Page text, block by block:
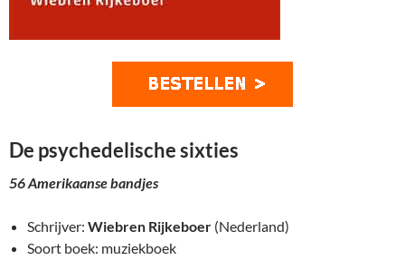
De psychedelische sixties
56 Amerikaanse bandjes
Schrijver: Wiebren Rijkeboer (Nederland)
Soort boek: muziekboek